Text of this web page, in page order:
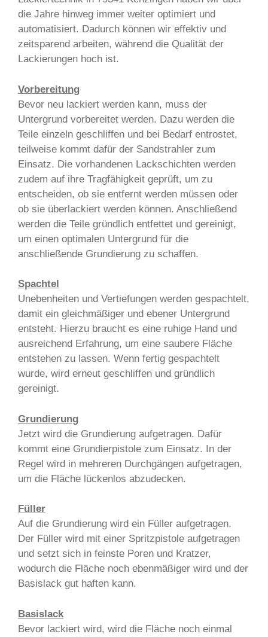
die Jahre hinweg immer weiter optimiert und
automatisiert. Dadurch können wir effektiv und
zeitsparend arbeiten, während die Qualität der
Lackierungen hoch ist.
Vorbereitung
Bevor neu lackiert werden kann, muss der
Untergrund vorbereitet werden. Dazu werden die
Teile einzeln geschliffen und bei Bedarf entrostet,
teilweise kommt dafür der Sandstrahler zum
Einsatz. Die vorhandenen Lackschichten werden
zudem auf ihre Tragfähigkeit geprüft, um zu
entscheiden, ob sie entfernt werden müssen oder
ob sie überlackiert werden können. Anschließend
werden die Teile gründlich entfettet und gereinigt,
um einen optimalen Untergrund für die
anschließende Grundierung zu schaffen.
Spachtel
Unebenheiten und Vertiefungen werden gespachtelt,
damit ein gleichmäßiger und ebener Untergrund
entsteht. Hierzu braucht es eine ruhige Hand und
ausreichend Erfahrung, um eine saubere Fläche
entstehen zu lassen. Wenn fertig gespachtelt
wurde, wird erneut geschliffen und gründlich
gereinigt.
Grundierung
Jetzt wird die Grundierung aufgetragen. Dafür
kommt eine Grundierpistole zum Einsatz. In der
Regel wird in mehreren Durchgängen aufgetragen,
um die Fläche lückenlos abzudecken.
Füller
Auf die Grundierung wird ein Füller aufgetragen.
Der Füller wird mit einer Spritzpistole aufgetragen
und setzt sich in feinste Poren und Kratzer,
wodurch die Fläche noch ebenmäßiger wird und der
Basislack gut haften kann.
Basislack
Bevor lackiert wird, wird die Fläche noch einmal